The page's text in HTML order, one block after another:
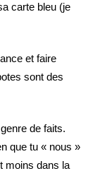
carte bleu (je
et faire
sont des
de faits.
que tu « nous »
moins dans la